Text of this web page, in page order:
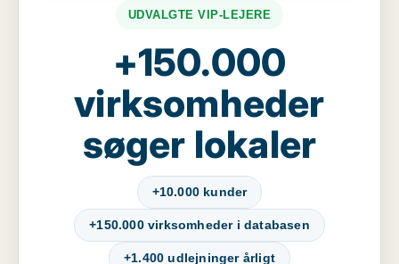
UDVALGTE VIP-LEJERE
+150.000
virksomheder
søger lokaler
+10.000 kunder
+150.000 virksomheder i databasen
+1.400 udlejninger årligt